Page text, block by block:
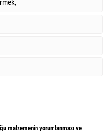
malzemenin yorumlanması ve